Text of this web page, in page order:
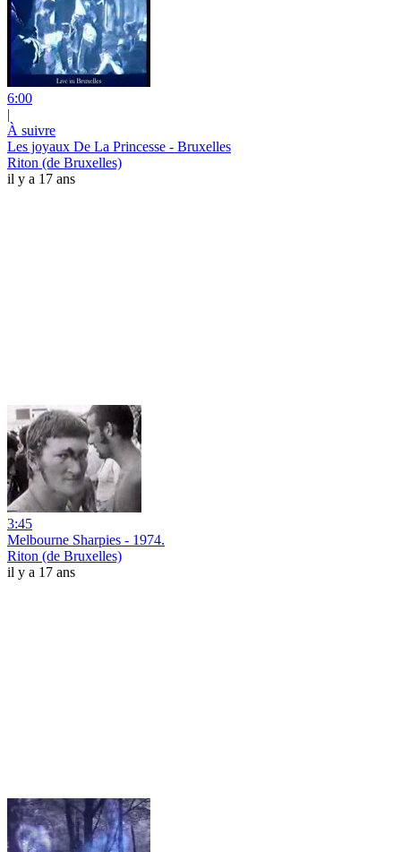
6:00
|
À suivre
Les joyaux De La Princesse - Bruxelles
Riton (de Bruxelles)
il y a 17 ans
3:45
Melbourne Sharpies - 1974.
Riton (de Bruxelles)
il y a 17 ans